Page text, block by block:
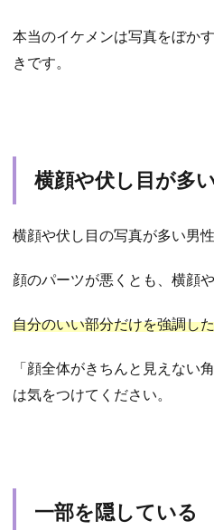
本当のイケメンは写真をぼか
きです。
横顔や伏し目が多
横顔や伏し目の写真が多い男
顔のパーツが悪くとも、横顔
自分のいい部分だけを強調し
「顔全体がきちんと見えない
は気をつけてください。
一部を隠している